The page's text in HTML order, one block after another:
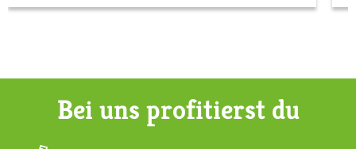
Bei uns profitierst du